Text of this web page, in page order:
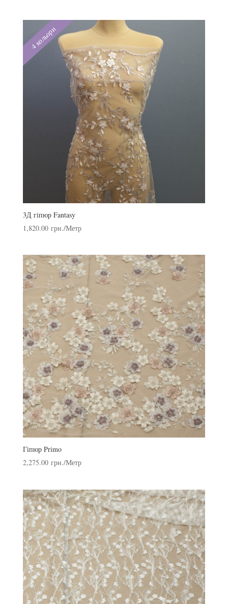
4 кольори
3Д гіпюр Fantasy
1,820.00 грн./Метр
Гіпюр Primo
2,275.00 грн./Метр